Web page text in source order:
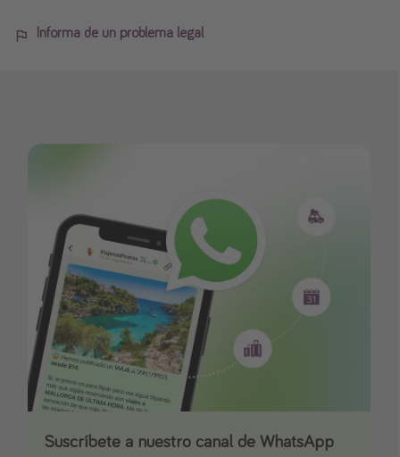
Informa de un problema legal
Suscríbete a nuestro canal de WhatsApp
Descarga nuestra app
¡Suscríbete a nuestro canal de Telegram!